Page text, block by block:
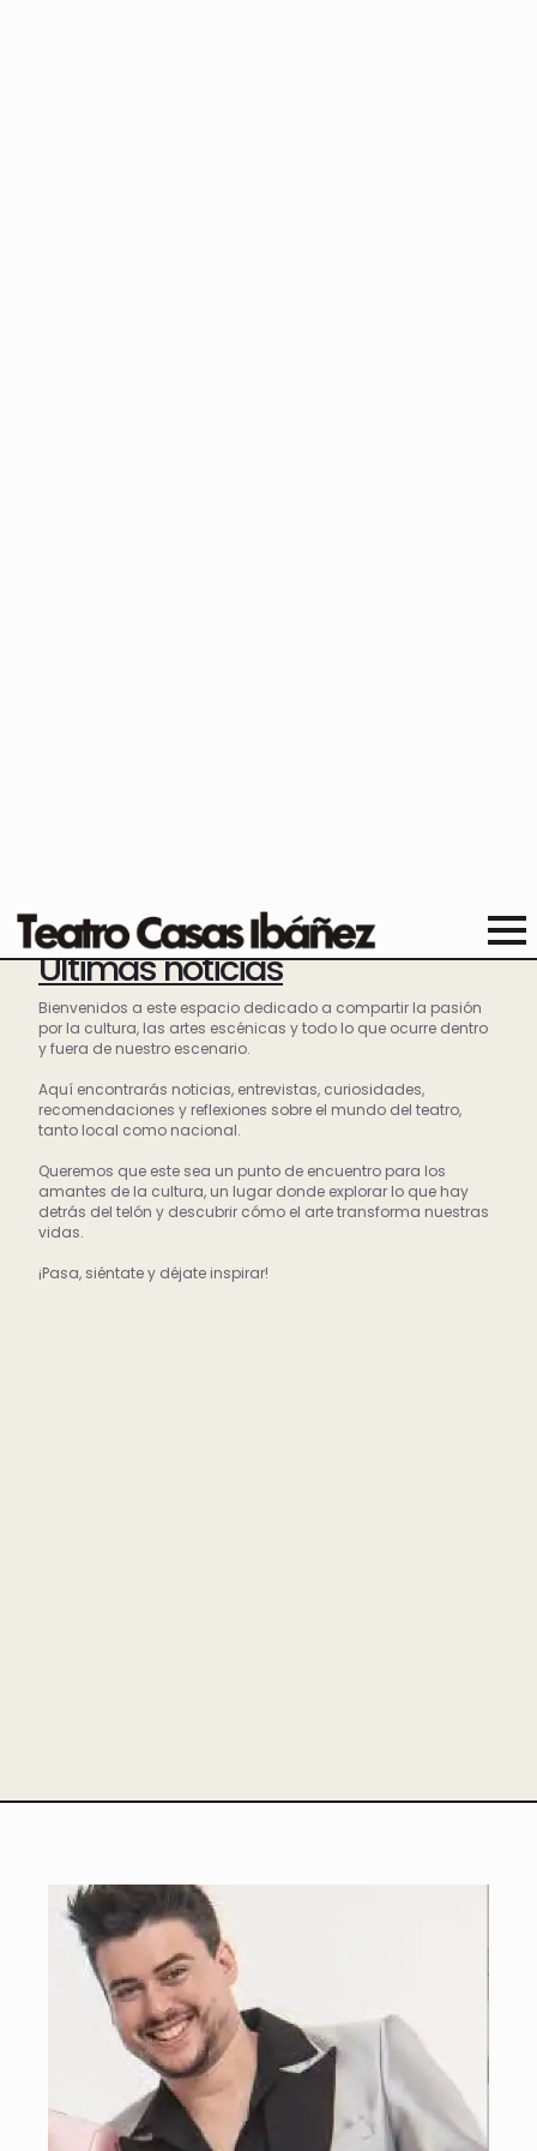
Últimas noticias
Bienvenidos a este espacio dedicado a compartir la pasión
por la cultura, las artes escénicas y todo lo que ocurre dentro
y fuera de nuestro escenario.
Aquí encontrarás noticias, entrevistas, curiosidades,
recomendaciones y reflexiones sobre el mundo del teatro,
tanto local como nacional.
Queremos que este sea un punto de encuentro para los
amantes de la cultura, un lugar donde explorar lo que hay
detrás del telón y descubrir cómo el arte transforma nuestras
vidas.
¡Pasa, siéntate y déjate inspirar!